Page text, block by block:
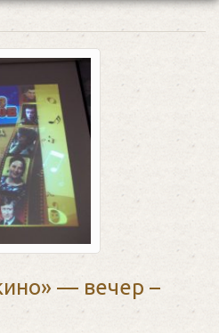
— вечер –